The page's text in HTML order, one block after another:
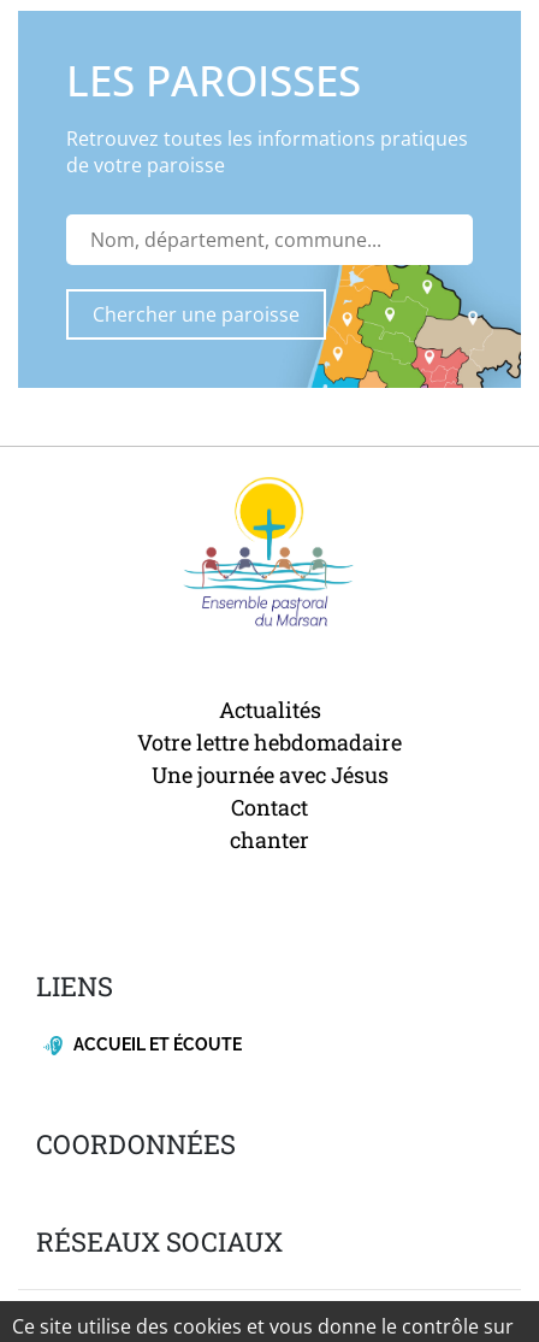
LES PAROISSES
Retrouvez toutes les informations pratiques
de votre paroisse
Actualités
Votre lettre hebdomadaire
Une journée avec Jésus
Contact
chanter
LIENS
ACCUEIL ET ÉCOUTE
COORDONNÉES
RÉSEAUX SOCIAUX
Mentions légales
Ce site utilise des cookies et vous donne le contrôle sur